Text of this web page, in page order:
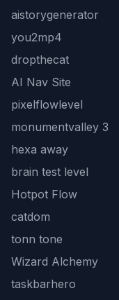
aistorygenerator
you2mp4
dropthecat
AI Nav Site
pixelflowlevel
monumentvalley 3
hexa away
brain test level
Hotpot Flow
catdom
tonn tone
Wizard Alchemy
taskbarhero